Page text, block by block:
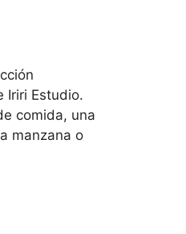
Iriri Estudio.
comida, una
manzana o